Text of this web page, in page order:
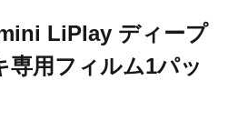
LiPlay ディープ
専用フィルム1パッ